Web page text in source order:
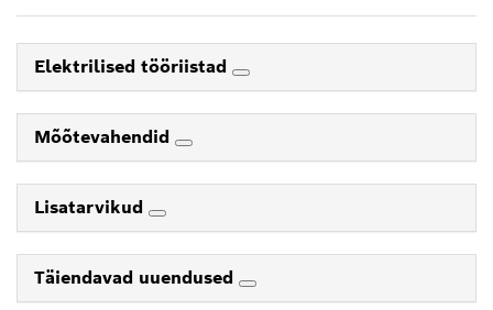
Elektrilised tööriistad
Mõõtevahendid
Lisatarvikud
Täiendavad uuendused